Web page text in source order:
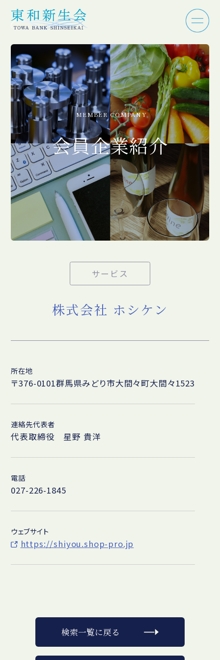
MEMBER COMPANY
会員企業紹介
サービス
株式会社 ホシケン
所在地
〒376-0101群馬県みどり市大間々町大間々1523
連絡先代表者
代表取締役 星野 貴洋
電話
027-226-1845
ウェブサイト
https://shiyou.shop-pro.jp
検索一覧に戻る